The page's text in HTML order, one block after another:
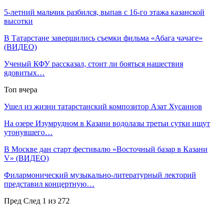
5-летний мальчик разбился, выпав с 16-го этажа казанской
высотки
В Татарстане завершились съемки фильма «Абага чәчәге»
(ВИДЕО)
Ученый КФУ рассказал, стоит ли бояться нашествия
ядовитых…
Топ вчера
Ушел из жизни татарстанский композитор Азат Хусаинов
На озере Изумрудном в Казани водолазы третьи сутки ищут
утонувшего…
В Москве дан старт фестивалю «Восточный базар в Казани
V» (ВИДЕО)
Филармонический музыкально-литературный лекторий
представил концертную…
Пред След 1 из 272